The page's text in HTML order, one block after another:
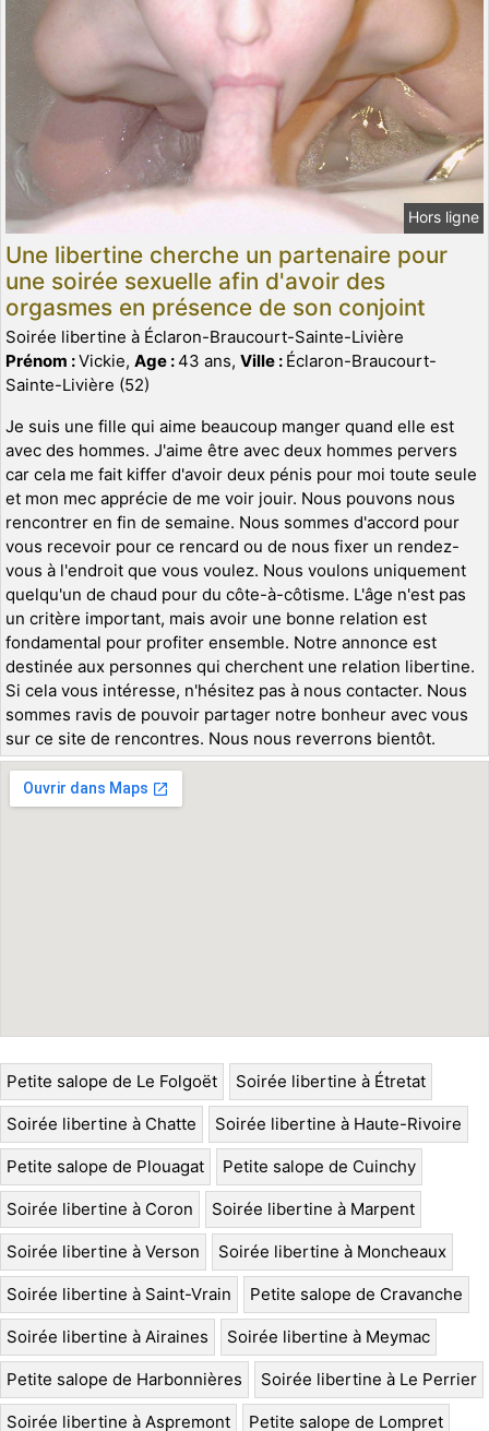
Hors ligne
Une libertine cherche un partenaire pour
une soirée sexuelle afin d'avoir des
orgasmes en présence de son conjoint
Soirée libertine à Éclaron-Braucourt-Sainte-Livière
Prénom :Vickie, Age :43 ans, Ville : Éclaron-Braucourt-
Sainte-Livière (52)
Je suis une fille qui aime beaucoup manger quand elle est
avec des hommes. J'aime être avec deux hommes pervers
car cela me fait kiffer d'avoir deux pénis pour moi toute seule
et mon mec apprécie de me voir jouir. Nous pouvons nous
rencontrer en fin de semaine. Nous sommes d'accord pour
vous recevoir pour ce rencard ou de nous fixer un rendez-
vous à l'endroit que vous voulez. Nous voulons uniquement
quelqu'un de chaud pour du côte-à-côtisme. L'âge n'est pas
un critère important, mais avoir une bonne relation est
fondamental pour profiter ensemble. Notre annonce est
destinée aux personnes qui cherchent une relation libertine.
Si cela vous intéresse, n'hésitez pas à nous contacter. Nous
sommes ravis de pouvoir partager notre bonheur avec vous
sur ce site de rencontres. Nous nous reverrons bientôt.
Petite salope de Le Folgoët Soirée libertine à Étretat
Soirée libertine à Chatte Soirée libertine à Haute-Rivoire
Petite salope de Plouagat Petite salope de Cuinchy
Soirée libertine à Coron Soirée libertine à Marpent
Soirée libertine à Verson Soirée libertine à Moncheaux
Soirée libertine à Saint-Vrain Petite salope de Cravanche
Soirée libertine à Airaines Soirée libertine à Meymac
Petite salope de Harbonnières Soirée libertine à Le Perrier
Soirée libertine à Aspremont Petite salope de Lompret